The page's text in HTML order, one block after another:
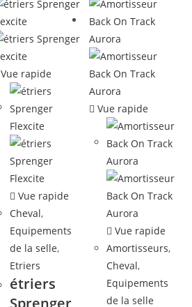
Vue rapide
Vue rapide
Cheval,
Equipements
de la selle,
Etriers
étriers
Sprenger
Vue rapide
Vue rapide
Amortisseurs,
Cheval,
Equipements
de la selle